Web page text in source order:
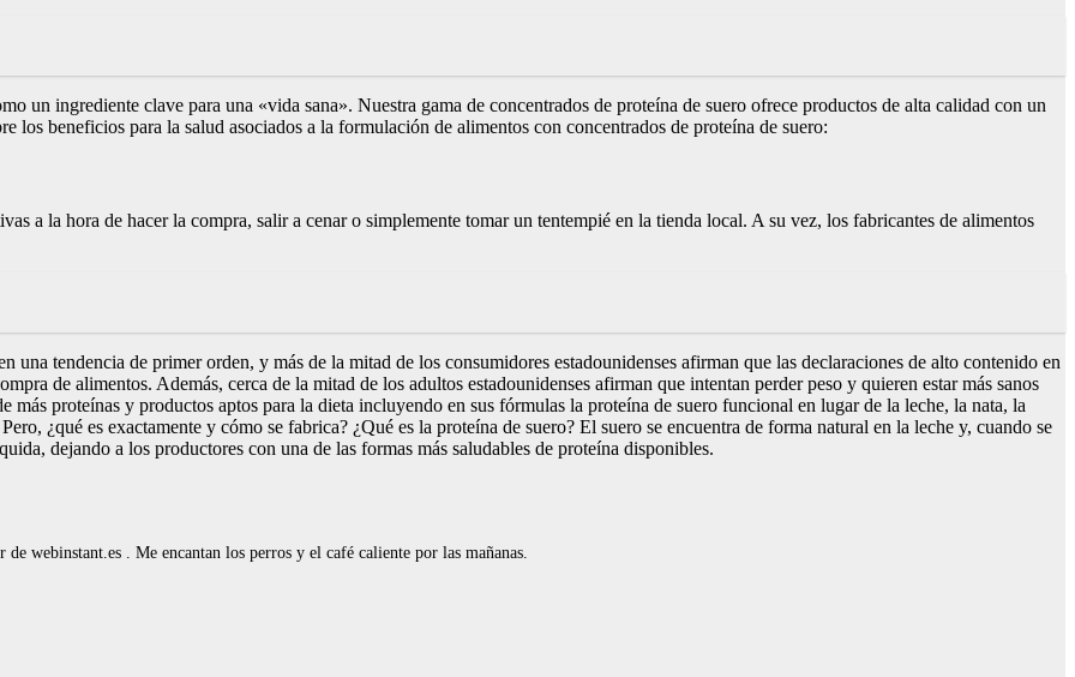
un ingrediente clave para una «vida sana». Nuestra gama de concentrados de proteína de suero ofrece productos de alta calidad con un
los beneficios para la salud asociados a la formulación de alimentos con concentrados de proteína de suero:
a la hora de hacer la compra, salir a cenar o simplemente tomar un tentempié en la tienda local. A su vez, los fabricantes de alimentos
una tendencia de primer orden, y más de la mitad de los consumidores estadounidenses afirman que las declaraciones de alto contenido en
de alimentos. Además, cerca de la mitad de los adultos estadounidenses afirman que intentan perder peso y quieren estar más sanos
más proteínas y productos aptos para la dieta incluyendo en sus fórmulas la proteína de suero funcional en lugar de la leche, la nata, la
¿qué es exactamente y cómo se fabrica? ¿Qué es la proteína de suero? El suero se encuentra de forma natural en la leche y, cuando se
dejando a los productores con una de las formas más saludables de proteína disponibles.
webinstant.es . Me encantan los perros y el café caliente por las mañanas.